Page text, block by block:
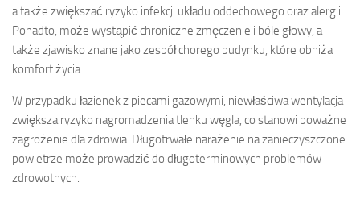
a także zwiększać ryzyko infekcji układu oddechowego oraz alergii.
Ponadto, może wystąpić chroniczne zmęczenie i bóle głowy, a
także zjawisko znane jako zespół chorego budynku, które obniża
komfort życia.
W przypadku łazienek z piecami gazowymi, niewłaściwa wentylacja
zwiększa ryzyko nagromadzenia tlenku węgla, co stanowi poważne
zagrożenie dla zdrowia. Długotrwałe narażenie na zanieczyszczone
powietrze może prowadzić do długoterminowych problemów
zdrowotnych.